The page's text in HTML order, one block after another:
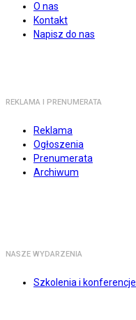
O nas
Kontakt
Napisz do nas
REKLAMA I PRENUMERATA
Reklama
Ogłoszenia
Prenumerata
Archiwum
NASZE WYDARZENIA
Szkolenia i konferencje